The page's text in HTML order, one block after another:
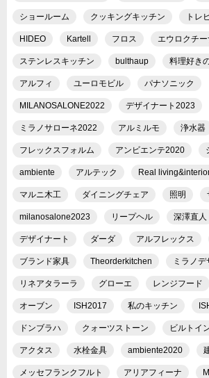
ショールーム クッキングキッチン トレ
HIDEO Kartell フロス エウロクチ
ステンレスキッチン bulthaup 料理好き
アルフィ ユーロモビル パナソニック
MILANOSALONE2022 デザイナート2023
ミラノサローネ2022 アルミルモ 浄水器
フレックスフォルム アンビエンテ2020
ambiente アルテック Real
マルニ木工 ダイニングチェア 照明
milanosalone2023 リープヘル 深澤直人
デザイナート ダーダ アルフレックス
ブランド家具 Theorderkitchen ミラノ
リネアタラーラ グローエ レンジフード
オーブン ISH2017 私のキッチン
ドンブラハ クォーツストーン ビルトイ
アクタス 水栓金具 ambiente2020
メッセフランクフルト アリアフィーナ